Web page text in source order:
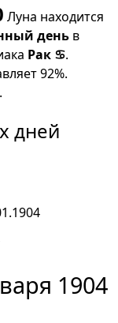
Луна находится
день в
Рак ♋.
92%.
дней
1904